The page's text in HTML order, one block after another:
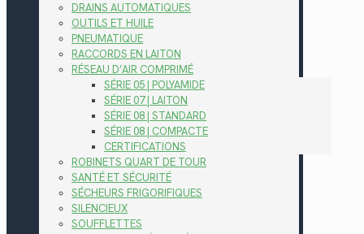
DRAINS AUTOMATIQUES
OUTILS ET HUILE
PNEUMATIQUE
RACCORDS EN LAITON
RÉSEAU D’AIR COMPRIMÉ
SÉRIE 05 | POLYAMIDE
SÉRIE 07 | LAITON
SÉRIE 08 | STANDARD
SÉRIE 08 | COMPACTE
CERTIFICATIONS
ROBINETS QUART DE TOUR
SANTÉ ET SÉCURITÉ
SÉCHEURS FRIGORIFIQUES
SILENCIEUX
SOUFFLETTES